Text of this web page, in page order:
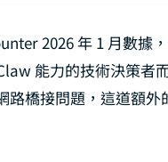
Daemon 停止、
2026 年 1 月數據
能力的技術決策者
路橋接問題，這道額外